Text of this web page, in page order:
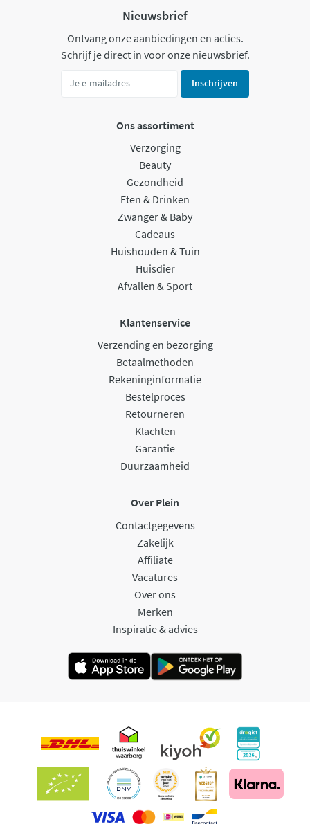
Nieuwsbrief
Ontvang onze aanbiedingen en acties.
Schrijf je direct in voor onze nieuwsbrief.
Inschrijven
Ons assortiment
Verzorging
Beauty
Gezondheid
Eten & Drinken
Zwanger & Baby
Cadeaus
Huishouden & Tuin
Huisdier
Afvallen & Sport
Klantenservice
Verzending en bezorging
Betaalmethoden
Rekeninginformatie
Bestelproces
Retourneren
Klachten
Garantie
Duurzaamheid
Over Plein
Contactgegevens
Zakelijk
Affiliate
Vacatures
Over ons
Merken
Inspiratie & advies